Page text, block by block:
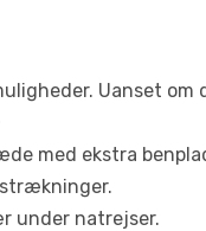
Uanset om
med ekstra
under natrejser.